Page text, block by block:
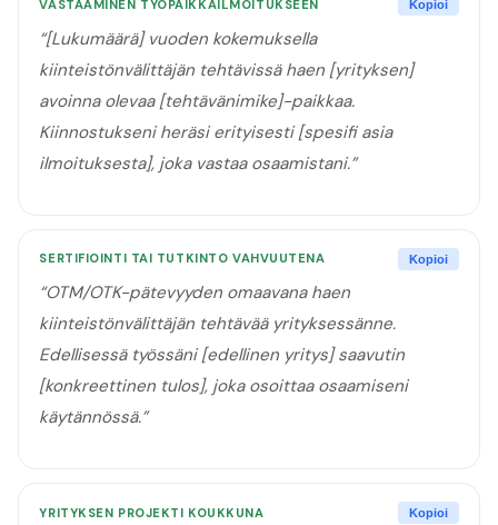
VASTAAMINEN TYÖPAIKKAILMOITUKSEEN Kopioi
“[Lukumäärä] vuoden kokemuksella
kiinteistönvälittäjän tehtävissä haen [yrityksen]
avoinna olevaa [tehtävänimike]-paikkaa.
Kiinnostukseni heräsi erityisesti [spesifi asia
ilmoituksesta], joka vastaa osaamistani.”
SERTIFIOINTI TAI TUTKINTO VAHVUUTENA Kopioi
“OTM/OTK-pätevyyden omaavana haen
kiinteistönvälittäjän tehtävää yrityksessänne.
Edellisessä työssäni [edellinen yritys] saavutin
[konkreettinen tulos], joka osoittaa osaamiseni
käytännössä.”
YRITYKSEN PROJEKTI KOUKKUNA Kopioi